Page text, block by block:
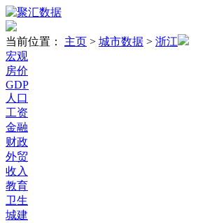
当前位置： 主页 > 城市数据 > 浙江
宏观
房价
GDP
人口
工资
金融
财政
外贸
收入
教育
卫生
城建